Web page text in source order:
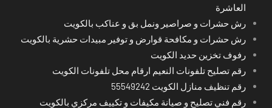
العاشرة
رش حشرات و صراصير ونمل بق و عناكب بالكويت
رش حشرات و مكافحة قوارض و توفير مبيدات حشرية بالكويت
رفوف تخزين حديد الكويت
رقم تصليح تلفونات النعيم ارقام محل تلفونات الكويت
رقم تنظيف منازل الكويت 55549242
رقم فني تصليح و صيانة مكيفات و تكييف مركزي بالكويت